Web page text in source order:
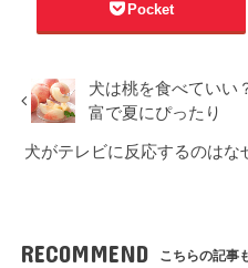
Pocket
犬は桃を食べていい
富で夏にぴったり
犬がテレビに反応するのはな
RECOMMEND こちらの記事